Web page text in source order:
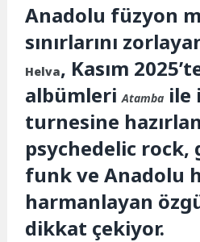
Anadolu füzyon
sınırlarını
Helva, Kasım
albümleriAtamba ile
turnesine
psychedelic rock,
funk ve Anadolu
harmanlayan
dikkat çekiyor.